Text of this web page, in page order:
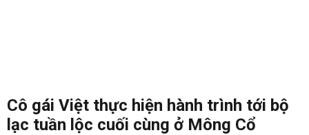
Cô gái Việt thực hiện hành trình tới bộ
lạc tuần lộc cuối cùng ở Mông Cổ